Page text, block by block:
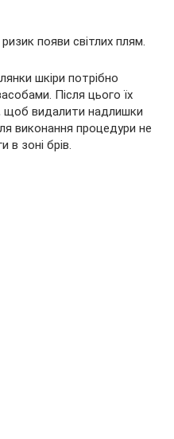
появи світлих плям.
шкіри потрібно
Після цього їх
щоб видалити надлишки
виконання процедури не
в зоні брів.